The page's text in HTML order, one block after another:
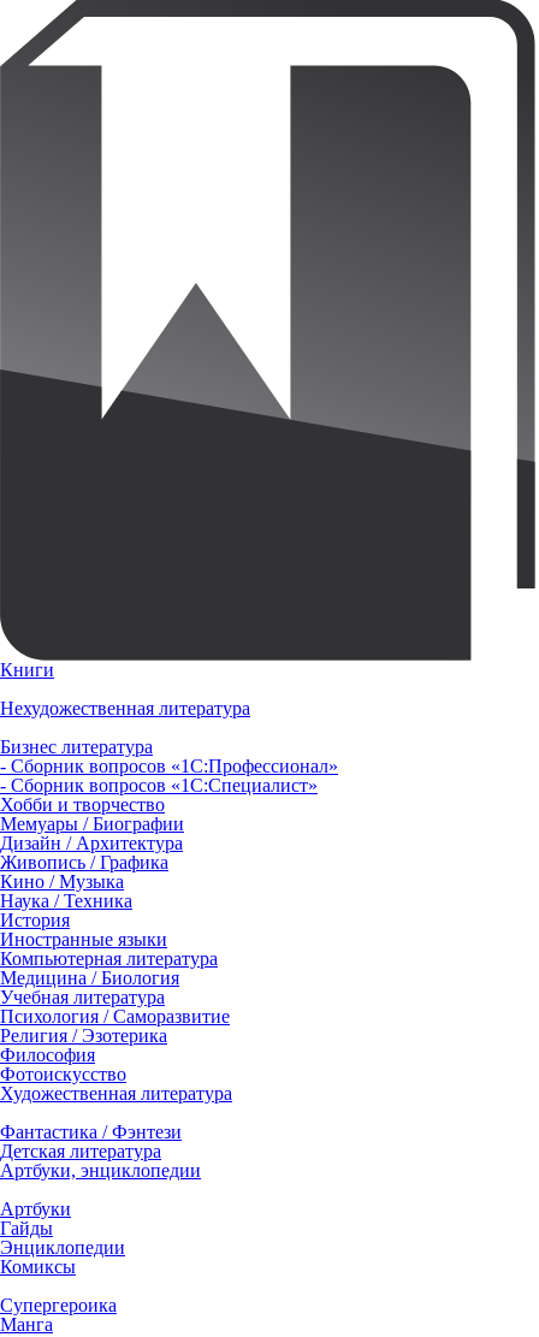
Книги
Нехудожественная литература
Бизнес литература
- Сборник вопросов «1С:Профессионал»
- Сборник вопросов «1С:Специалист»
Хобби и творчество
Мемуары / Биографии
Дизайн / Архитектура
Живопись / Графика
Кино / Музыка
Наука / Техника
История
Иностранные языки
Компьютерная литература
Медицина / Биология
Учебная литература
Психология / Саморазвитие
Религия / Эзотерика
Философия
Фотоискусство
Художественная литература
Фантастика / Фэнтези
Детская литература
Артбуки, энциклопедии
Артбуки
Гайды
Энциклопедии
Комиксы
Супергероика
Манга